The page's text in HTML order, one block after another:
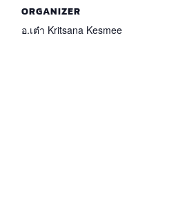
ORGANIZER
อ.เต๋า Kritsana Kesmee